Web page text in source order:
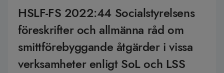
HSLF-FS 2022:44 Socialstyrelsens
föreskrifter och allmänna råd om
smittförebyggande åtgärder i vissa
verksamheter enligt SoL och LSS